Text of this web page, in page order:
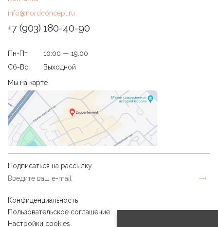
info@nordconcept.ru
+7 (903) 180-40-90
Пн-Пт
10:00 — 19.00
Сб-Вс
Выходной
Мы на карте
Подписаться на рассылку
Конфиденциальность
Пользовательское соглашение
Настройки cookies